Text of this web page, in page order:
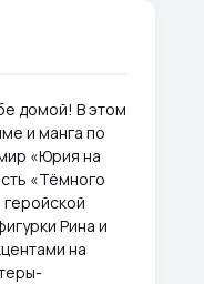
домой! В этом
и манга по
«Юрия на
«Тёмного
Рина и
на